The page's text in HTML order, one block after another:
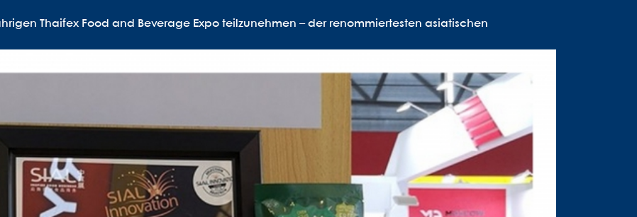
Thaifex Food and Beverage Expo teilzunehmen – der renommiertesten asiatischen